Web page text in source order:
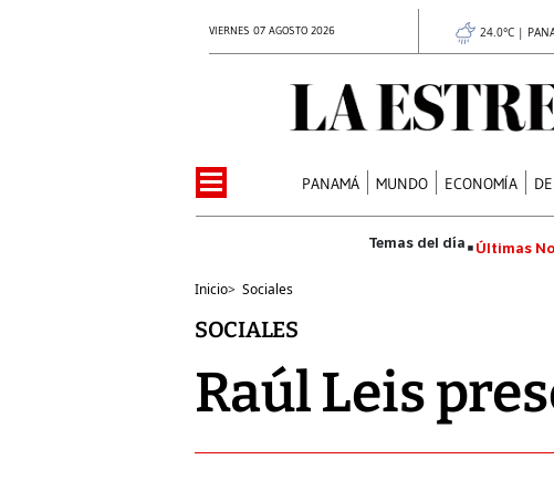
VIERNES 07 AGOSTO 2026 24.0°C |
PANAMÁ MUNDO ECONOMÍA
Últimas
Inicio> Sociales
SOCIALES
Raúl Leis